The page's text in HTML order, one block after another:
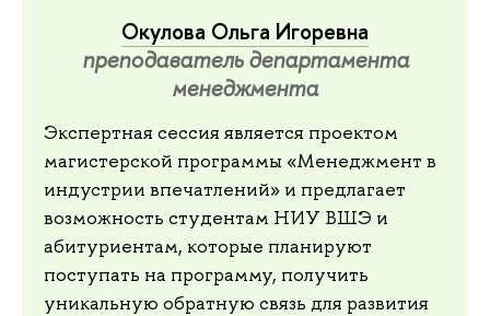
Окулова Ольга Игоревна
преподаватель департамента
менеджмента
Экспертная сессия является проектом
магистерской программы «Менеджмент в
индустрии впечатлений» и предлагает
возможность студентам НИУ ВШЭ и
абитуриентам, которые планируют
поступать на программу, получить
уникальную обратную связь для развития